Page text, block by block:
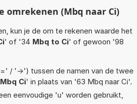
omrekenen (Mbq naar Ci)
kun je de om te rekenen waarde het
' of '34 Mbq to Ci' of gewoon '98
/ '->') tussen de namen van de twee
Mbq Ci' in plaats van '63 Mbq naar Ci'.
eenvoudige 'u' worden gebruikt,